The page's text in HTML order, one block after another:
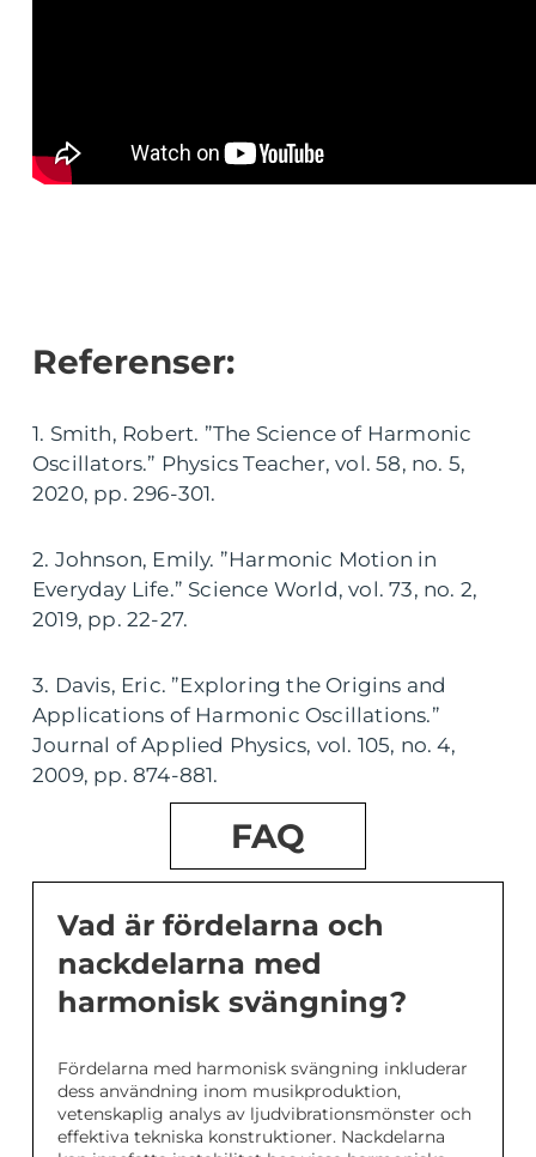
Referenser:
1. Smith, Robert. ”The Science of Harmonic
Oscillators.” Physics Teacher, vol. 58, no. 5,
2020, pp. 296-301.
2. Johnson, Emily. ”Harmonic Motion in
Everyday Life.” Science World, vol. 73, no. 2,
2019, pp. 22-27.
3. Davis, Eric. ”Exploring the Origins and
Applications of Harmonic Oscillations.”
Journal of Applied Physics, vol. 105, no. 4,
2009, pp. 874-881.
FAQ
Vad är fördelarna och
nackdelarna med
harmonisk svängning?
Fördelarna med harmonisk svängning inkluderar
dess användning inom musikproduktion,
vetenskaplig analys av ljudvibrationsmönster och
effektiva tekniska konstruktioner. Nackdelarna